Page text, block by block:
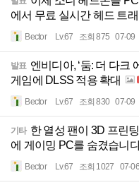
에서 무료 실시간 헤드 트
Bector Lv.67 조회 875 07-09
발표 엔비디아, ‘둠: 더 다크
게임에 DLSS 적용 확대
Bector Lv.67 조회 830 07-09
기타 한 열성 팬이 3D 프린
에 게이밍 PC를 숨겼습니
Bector Lv.67 조회 1027 07-06